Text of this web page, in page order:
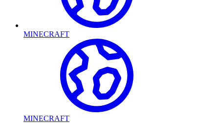
MINECRAFT
MINECRAFT